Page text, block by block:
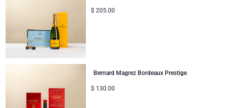
$ 205.00
Bernard Magrez Bordeaux Prestige
$ 130.00